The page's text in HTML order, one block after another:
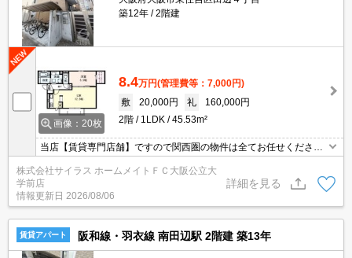
築12年
2階建
画像：20枚
8.4万円(管理費等：7,000円)
敷
20,000円 礼
160,000円
2階
1LDK 45.53m²
当店【賃貸専門店舗】ですので関西圏の物件は全てお任せくださ
い！どこにある物件でも当店までお気軽にお問い合わせくださいま
せ♪初期費用がご心配な方はクレジット決済が可能ですので安心して
お部屋探し頂けます。
株式会社サイラス ホームメイトＦＣ大阪公立大
学前店
情報更新日 2026/08/06
詳細を見る
賃貸アパート 阪和線・羽衣線 南田辺駅 2階建 築13年